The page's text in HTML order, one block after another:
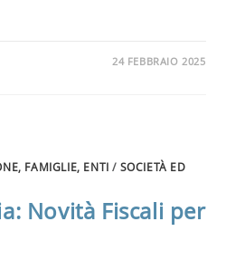
24 FEBBRAIO 2025
FAMIGLIE, ENTI / SOCIETÀ ED
Novità Fiscali per